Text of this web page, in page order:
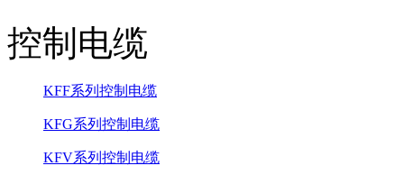
控制电缆
KFF系列控制电缆
KFG系列控制电缆
KFV系列控制电缆